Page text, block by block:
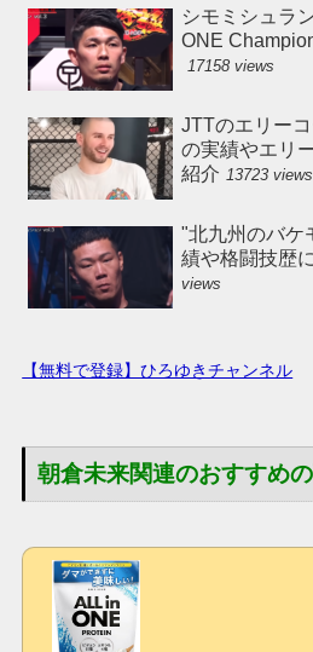
シモミシュラ
ONE
17158 views
JTTのエリー
の実績やエリ
紹介 13723 views
"北九州のバケ
績や格闘技歴
views
【無料で登録】ひろゆきチャンネル
朝倉未来関連のおすすめ